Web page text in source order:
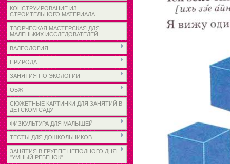
КОНСТРУИРОВАНИЕ ИЗ
СТРОИТЕЛЬНОГО МАТЕРИАЛА
ТВОРЧЕСКАЯ МАСТЕРСКАЯ ДЛЯ
МАЛЕНЬКИХ ИССЛЕДОВАТЕЛЕЙ
ВАЛЕОЛОГИЯ
ПРИРОДА
ЗАНЯТИЯ ПО ЭКОЛОГИИ
ОБЖ
СЮЖЕТНЫЕ КАРТИНКИ ДЛЯ ЗАНЯТИЙ В
ДЕТСКОМ САДУ
ФИЗКУЛЬТУРА ДЛЯ МАЛЫШЕЙ
ТЕСТЫ ДЛЯ ДОШКОЛЬНИКОВ
ЗАНЯТИЯ В ГРУППЕ НЕПОЛНОГО ДНЯ
"УМНЫЙ РЕБЕНОК"